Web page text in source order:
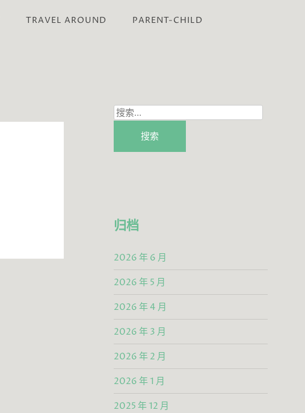
TRAVEL AROUND PARENT-CHILD
搜
归档
2026 年 6 月
2026 年 5 月
2026 年 4 月
2026 年 3 月
2026 年 2 月
2026 年 1 月
2025 年 12 月